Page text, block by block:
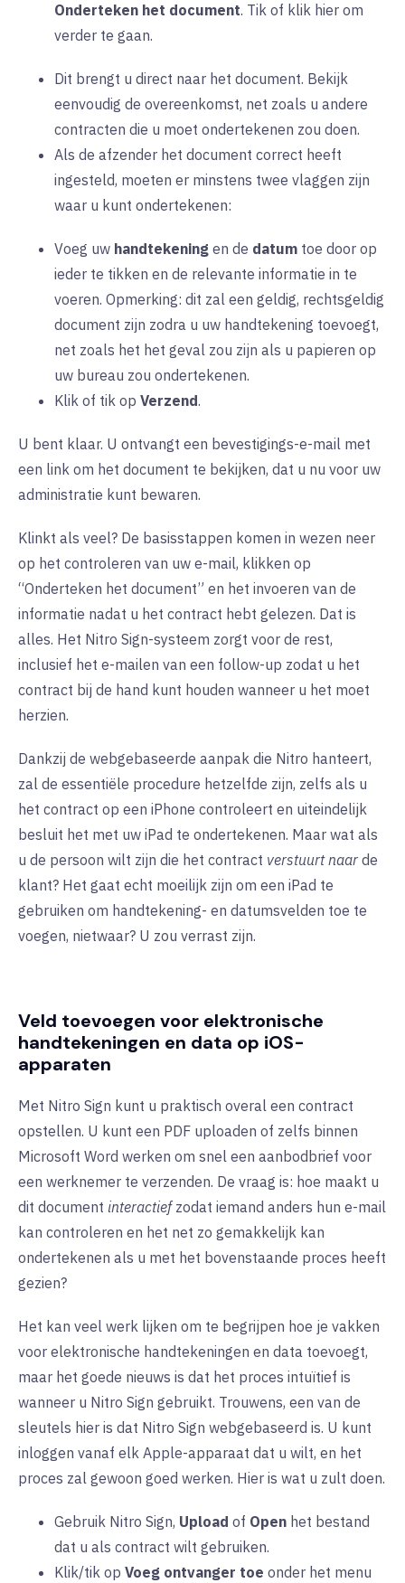
Onderteken het document. Tik of klik hier om
verder te gaan.
Dit brengt u direct naar het document. Bekijk
eenvoudig de overeenkomst, net zoals u andere
contracten die u moet ondertekenen zou doen.
Als de afzender het document correct heeft
ingesteld, moeten er minstens twee vlaggen zijn
waar u kunt ondertekenen:
Voeg uw handtekening en de datum toe door op
ieder te tikken en de relevante informatie in te
voeren. Opmerking: dit zal een geldig, rechtsgeldig
document zijn zodra u uw handtekening toevoegt,
net zoals het het geval zou zijn als u papieren op
uw bureau zou ondertekenen.
Klik of tik op Verzend.
U bent klaar. U ontvangt een bevestigings-e-mail met
een link om het document te bekijken, dat u nu voor uw
administratie kunt bewaren.
Klinkt als veel? De basisstappen komen in wezen neer
op het controleren van uw e-mail, klikken op
“Onderteken het document” en het invoeren van de
informatie nadat u het contract hebt gelezen. Dat is
alles. Het Nitro Sign-systeem zorgt voor de rest,
inclusief het e-mailen van een follow-up zodat u het
contract bij de hand kunt houden wanneer u het moet
herzien.
Dankzij de webgebaseerde aanpak die Nitro hanteert,
zal de essentiële procedure hetzelfde zijn, zelfs als u
het contract op een iPhone controleert en uiteindelijk
besluit het met uw iPad te ondertekenen. Maar wat als
u de persoon wilt zijn die het contract verstuurt naar de
klant? Het gaat echt moeilijk zijn om een iPad te
gebruiken om handtekening- en datumsvelden toe te
voegen, nietwaar? U zou verrast zijn.
Veld toevoegen voor elektronische
handtekeningen en data op iOS-
apparaten
Met Nitro Sign kunt u praktisch overal een contract
opstellen. U kunt een PDF uploaden of zelfs binnen
Microsoft Word werken om snel een aanbodbrief voor
een werknemer te verzenden. De vraag is: hoe maakt u
dit document interactiefzodat iemand anders hun e-mail
kan controleren en het net zo gemakkelijk kan
ondertekenen als u met het bovenstaande proces heeft
gezien?
Het kan veel werk lijken om te begrijpen hoe je vakken
voor elektronische handtekeningen en data toevoegt,
maar het goede nieuws is dat het proces intuïtief is
wanneer u Nitro Sign gebruikt. Trouwens, een van de
sleutels hier is dat Nitro Sign webgebaseerd is. U kunt
inloggen vanaf elk Apple-apparaat dat u wilt, en het
proces zal gewoon goed werken. Hier is wat u zult doen.
Gebruik Nitro Sign, Upload of Open het bestand
dat u als contract wilt gebruiken.
Klik/tik op Voeg ontvanger toe onder het menu